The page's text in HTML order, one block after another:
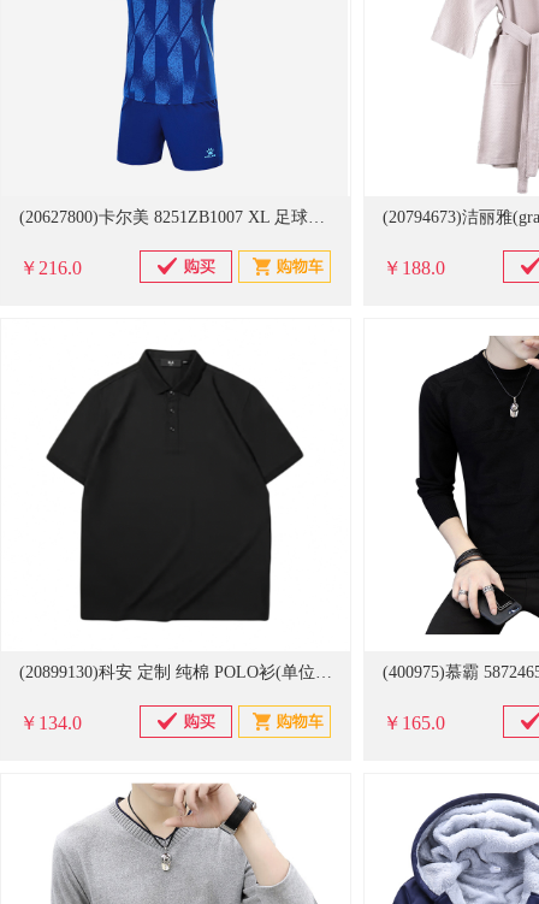
(20627800)卡尔美 8251ZB1007 XL 足球服(单位：个)
￥216.0 ￥188.0
(20899130)科安 定制 纯棉 POLO衫(单位：件)
￥134.0 ￥165.0